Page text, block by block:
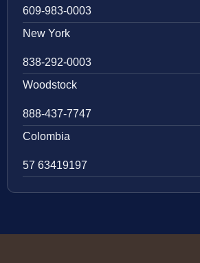
609-983-0003
New York
838-292-0003
Woodstock
888-437-7747
Colombia
57 63419197